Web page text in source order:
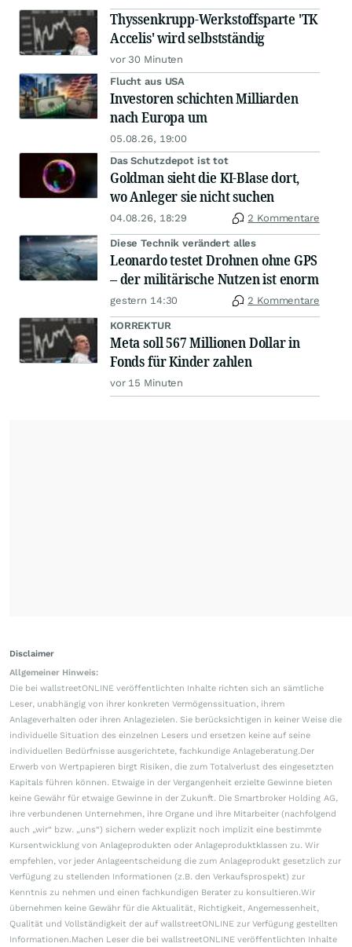
Thyssenkrupp-Werkstoffsparte 'TK
Accelis' wird selbstständig
vor 30 Minuten
Flucht aus USA
Investoren schichten Milliarden
nach Europa um
05.08.26, 19:00
Das Schutzdepot ist tot
Goldman sieht die KI-Blase dort,
wo Anleger sie nicht suchen
04.08.26, 18:29 2 Kommentare
Diese Technik verändert alles
Leonardo testet Drohnen ohne GPS
– der militärische Nutzen ist enorm
gestern 14:30 2 Kommentare
KORREKTUR
Meta soll 567 Millionen Dollar in
Fonds für Kinder zahlen
vor 15 Minuten
Disclaimer
Allgemeiner Hinweis:
Die bei wallstreetONLINE veröffentlichten Inhalte richten sich an sämtliche
Leser, unabhängig von ihrer konkreten Vermögenssituation, ihrem
Anlageverhalten oder ihren Anlagezielen. Sie berücksichtigen in keiner Weise die
individuelle Situation des einzelnen Lesers und ersetzen keine auf seine
individuellen Bedürfnisse ausgerichtete, fachkundige Anlageberatung.Der
Erwerb von Wertpapieren birgt Risiken, die zum Totalverlust des eingesetzten
Kapitals führen können. Etwaige in der Vergangenheit erzielte Gewinne bieten
keine Gewähr für etwaige Gewinne in der Zukunft. Die Smartbroker Holding AG,
ihre verbundenen Unternehmen, ihre Organe und ihre Mitarbeiter (nachfolgend
auch „wir“ bzw. „uns“) sichern weder explizit noch implizit eine bestimmte
Kursentwicklung von Anlageprodukten oder Anlageproduktklassen zu. Wir
empfehlen, vor jeder Anlageentscheidung die zum Anlageprodukt gesetzlich zur
Verfügung zu stellenden Informationen (z.B. den Verkaufsprospekt) zur
Kenntnis zu nehmen und einen fachkundigen Berater zu konsultieren.Wir
übernehmen keine Gewähr für die Aktualität, Richtigkeit, Angemessenheit,
Qualität und Vollständigkeit der auf wallstreetONLINE zur Verfügung gestellten
Informationen.Machen Leser die bei wallstreetONLINE veröffentlichten Inhalte